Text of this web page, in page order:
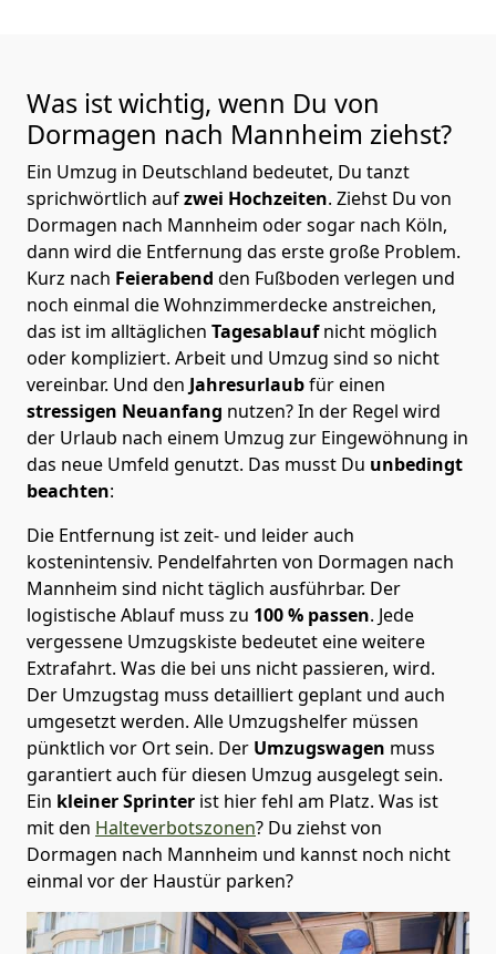
Was ist wichtig, wenn Du von
Dormagen nach Mannheim ziehst?
Ein Umzug in Deutschland bedeutet, Du tanzt
sprichwörtlich aufzwei Hochzeiten. Ziehst Du von
Dormagen nach Mannheim oder sogar nach Köln,
dann wird die Entfernung das erste große Problem.
Kurz nach Feierabend den Fußboden verlegen und
noch einmal die Wohnzimmerdecke anstreichen,
das ist im alltäglichen Tagesablaufnicht möglich
oder kompliziert. Arbeit und Umzug sind so nicht
vereinbar. Und den Jahresurlaubfür einen
stressigen Neuanfang nutzen? In der Regel wird
der Urlaub nach einem Umzug zur Eingewöhnung in
das neue Umfeld genutzt. Das musst Du unbedingt
beachten:
Die Entfernung ist zeit- und leider auch
kostenintensiv. Pendelfahrten von Dormagen nach
Mannheim sind nicht täglich ausführbar. Der
logistische Ablauf muss zu 100 % passen. Jede
vergessene Umzugskiste bedeutet eine weitere
Extrafahrt. Was die bei uns nicht passieren, wird.
Der Umzugstag muss detailliert geplant und auch
umgesetzt werden. Alle Umzugshelfer müssen
pünktlich vor Ort sein. Der Umzugswagen muss
garantiert auch für diesen Umzug ausgelegt sein.
Ein kleiner Sprinter ist hier fehl am Platz. Was ist
mit den Halteverbotszonen? Du ziehst von
Dormagen nach Mannheim und kannst noch nicht
einmal vor der Haustür parken?